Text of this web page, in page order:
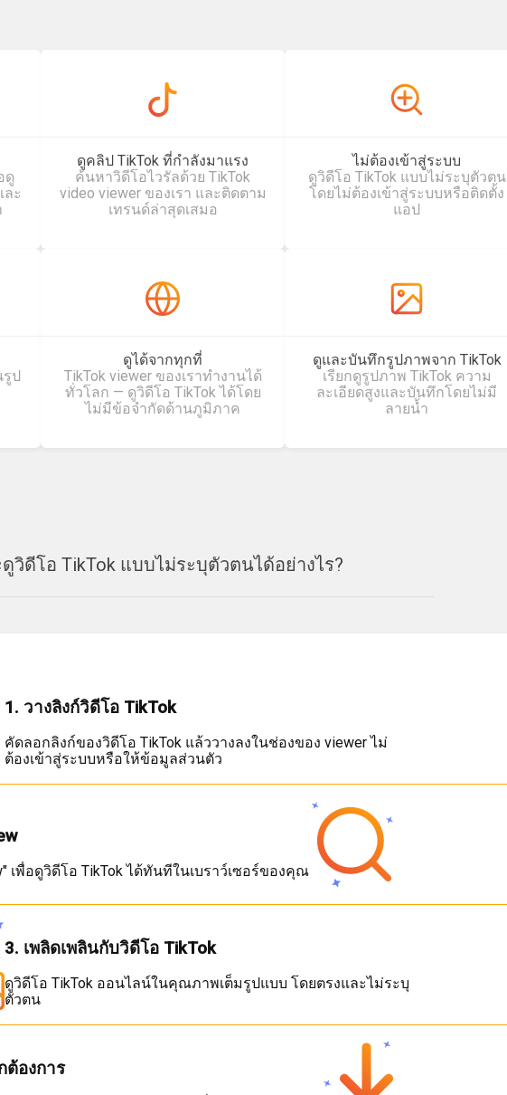
ดู
ะ
ดูคลิป TikTok ที่กำลังมาแรง
ค้นหาวิดีโอไวรัลด้วย TikTok
video viewer ของเรา และติดตาม
เทรนด์ล่าสุดเสมอ
ไม่ต้องเข้าสู่ระบบ
ดูวิดีโอ TikTok แบบไม่ระบุตัวตน
โดยไม่ต้องเข้าสู่ระบบหรือติดตั้ง
แอป
รูป
ดูได้จากทุกที่
TikTok viewer ของเราทำงานได้
ทั่วโลก — ดูวิดีโอ TikTok ได้โดย
ไม่มีข้อจำกัดด้านภูมิภาค
ดูและบันทึกรูปภาพจาก TikTok
เรียกดูรูปภาพ TikTok ความ
ละเอียดสูงและบันทึกโดยไม่มี
ลายน้ำ
วิดีโอ TikTok แบบไม่ระบุตัวตนได้อย่างไร?
1. วางลิงก์วิดีโอ TikTok
คัดลอกลิงก์ของวิดีโอ TikTok แล้ววางลงในช่องของ viewer ไม่
ต้องเข้าสู่ระบบหรือให้ข้อมูลส่วนตัว
เพื่อดูวิดีโอ TikTok ได้ทันทีในเบราว์เซอร์ของคุณ
3. เพลิดเพลินกับวิดีโอ TikTok
ดูวิดีโอ TikTok ออนไลน์ในคุณภาพเต็มรูปแบบ โดยตรงและไม่ระบุ
ตัวตน
ต้องการ